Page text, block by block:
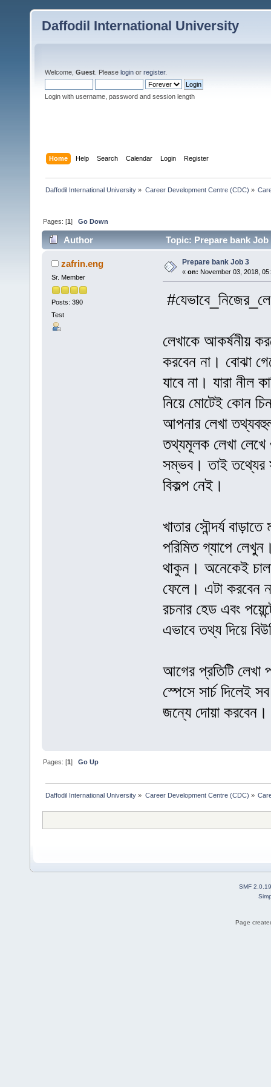
Daffodil International University
Welcome, Guest . Please login or register.
Login with username, password and session length
Home Help Search Calendar Login Register
Daffodil International University » Career Development Centre (CDC) »
Pages: [1]Go Down
Author Topic: Prepare bank
zafrin.eng
Sr. Member
Posts: 390
Test
Prepare bank Job 3
« on: November 03, 2018,
লেখাকে আকর্ষনীয়
করবেন না। বোঝা
যাবে না। যারা নীল
নিয়ে মোটেই কোন
আপনার লেখা
তথ্যমূলক লেখা লেখে
সম্ভব। তাই তথ্যের
বিকল্প নেই।
খাতার সৌন্দর্য
পরিমিত গ্যাপে
থাকুন। অনেকেই
ফেলে। এটা করবেন
রচনার হেড এবং
এভাবে তথ্য দিয়ে
আগের প্রতিটি লেখা
স্পেসে সার্চ দিলেই
জন্যে দোয়া করবেন।
Pages: [1]Go Up
Daffodil International University » Career Development Centre (CDC) »
SMF 2.0.19
Page